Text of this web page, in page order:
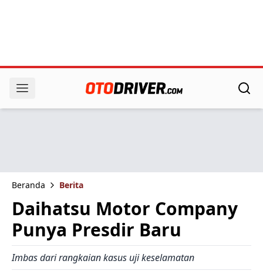
Beranda Berita
Daihatsu Motor Company
Punya Presdir Baru
Imbas dari rangkaian kasus uji keselamatan